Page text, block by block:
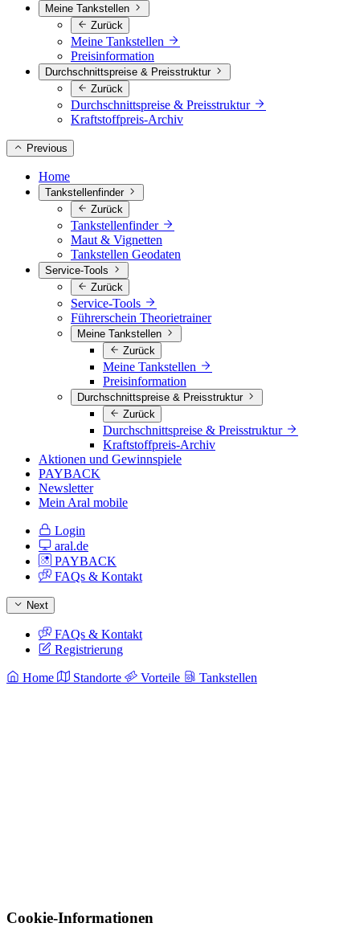
Meine Tankstellen
Zurück
Meine Tankstellen
Preisinformation
Durchschnittspreise & Preisstruktur
Zurück
Durchschnittspreise & Preisstruktur
Kraftstoffpreis-Archiv
Previous
Home
Tankstellenfinder
Zurück
Tankstellenfinder
Maut & Vignetten
Tankstellen Geodaten
Service-Tools
Zurück
Service-Tools
Führerschein Theorietrainer
Meine Tankstellen
Zurück
Meine Tankstellen
Preisinformation
Durchschnittspreise & Preisstruktur
Zurück
Durchschnittspreise & Preisstruktur
Kraftstoffpreis-Archiv
Aktionen und Gewinnspiele
PAYBACK
Newsletter
Mein Aral mobile
Login
aral.de
PAYBACK
FAQs & Kontakt
Next
FAQs & Kontakt
Registrierung
Home Standorte Vorteile Tankstellen
Cookie-Informationen